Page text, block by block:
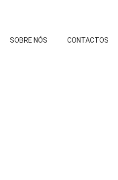
SOBRE NÓS CONTACTOS